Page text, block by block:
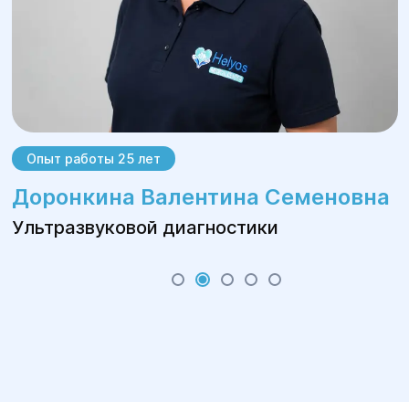
Опыт работы 25 лет
Доронкина Валентина Семеновна
Ультразвуковой диагностики